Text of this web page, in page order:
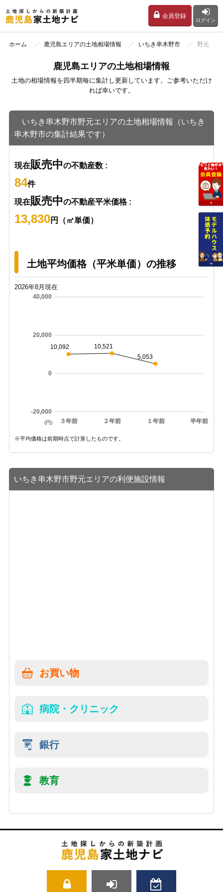
会員登録
ログイン
ホーム 鹿児島エリアの土地相場情報 いちき串木野市 野元
鹿児島エリアの土地相場情報
土地の相場情報を四半期毎に集計し更新しています。ご参考いただけ
れば幸いです。
いちき串木野市野元エリアの土地相場情報（いちき
串木野市の集計結果です）
現在販売中の不動産数 :
84件
現在販売中の不動産平米価格 :
13,830円（㎡単価）
土地平均価格（平米単価）の推移
2026年8月現在
３年前 ２年前 １年前 半年前
-20,000
0
20,000
40,000
10,092
10,521
5,053
(円)
※平均価格は前期時点で計算したものです。
いちき串木野市野元エリアの利便施設情報
お買い物
病院・クリニック
銀行
教育